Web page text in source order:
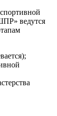
ведутся